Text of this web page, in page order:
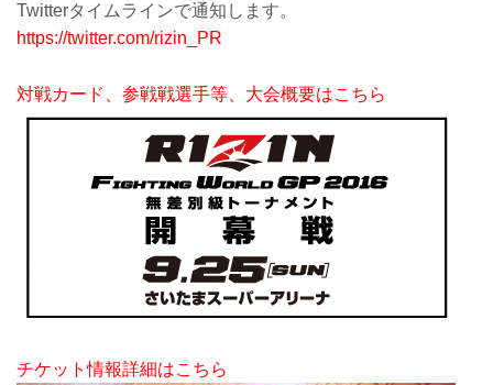
Twitterタイムラインで通知します。
https://twitter.com/rizin_PR
対戦カード、参戦戦選手等、大会概要はこちら
チケット情報詳細はこちら